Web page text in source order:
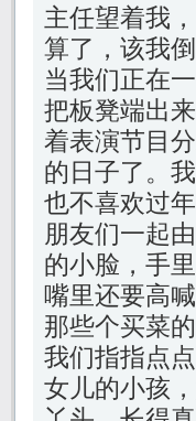
主任望着我
算了，该我
当我们正在
把板凳端出
着表演节目
的日子了。
也不喜欢过
朋友们一起
的小脸，手
嘴里还要高
那些个买菜
我们指指点
女儿的小孩